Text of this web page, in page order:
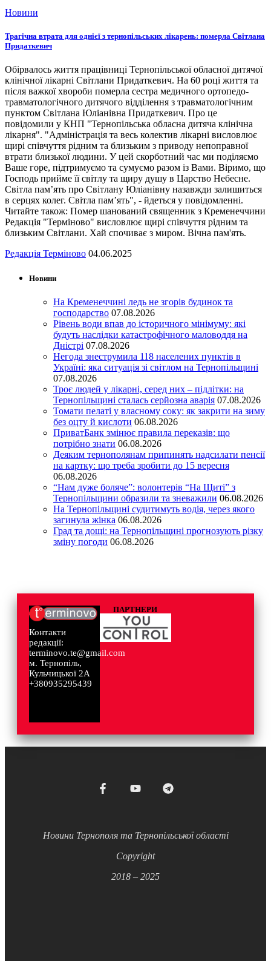
Новини
Трагічна втрата для однієї з тернопільських лікарень: померла Світлана
Придаткевич
Обірвалось життя працівниці Тернопільської обласної дитячої
клінічної лікарні Світлани Придаткевич. На 60 році життя та
після важкої хвороби померла сестра медичного ортопедо-
травматологічного дитячого відділення з травматологічним
пунктом Світлана Юліанівна Придаткевич. Про це
повідомили у КНП "Тернопільська обласна дитяча клінічна
лікарня". "Адміністрація та весь колектив лікарні висловлює
щирі співчуття рідним та близьким з приводу непоправної
втрати близької людини. У цей скорботний час ми поділяємо
Ваше горе, підтримуємо та сумуємо разом із Вами. Віримо, що
Господь прийме її світлу та щиру душу в Царство Небесне.
Світла пам’ять про Світлану Юліанівну назавжди залишиться
в серцях колег. Світла пам’ять", - йдеться у повідомленні.
Читайте також: Помер шанований священник з Кременеччини
Редакція "Терміново" висловлює щирі співчуття рідним та
близьким Світлани. Хай спочиває з миром. Вічна пам'ять.
Редакція Терміново 04.06.2025
Новини
На Кременеччині ледь не згорів будинок та
господарство 07.08.2026
Рівень води впав до історичного мінімуму: які
будуть наслідки катастрофічного маловоддя на
Дністрі 07.08.2026
Негода знеструмила 118 населених пунктів в
Україні: яка ситуація зі світлом на Тернопільщині
07.08.2026
Троє людей у лікарні, серед них – підлітки: на
Тернопільщині сталась серйозна аварія 07.08.2026
Томати пелаті у власному соку: як закрити на зиму
без оцту й кислоти 06.08.2026
ПриватБанк змінює правила переказів: що
потрібно знати 06.08.2026
Деяким тернополянам припинять надсилати пенсії
на картку: що треба зробити до 15 вересня
06.08.2026
“Нам дуже боляче”: волонтерів “На Щиті” з
Тернопільщини образили та зневажили 06.08.2026
На Тернопільщині судитимуть водія, через якого
загинула жінка 06.08.2026
Град та дощі: на Тернопільщині прогнозують різку
зміну погоди 06.08.2026
Контакти
редакції:
terminovo.te@gmail.com
м. Тернопіль,
Кульчицької 2А
+380935295439
ПАРТНЕРИ
Новини Тернополя та Тернопільської області
Copyright
2018 – 2025